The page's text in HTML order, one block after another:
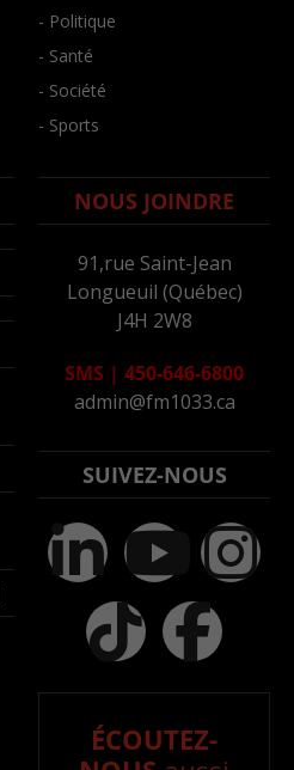
- Politique
- Santé
- Société
- Sports
NOUS JOINDRE
91,rue Saint-Jean
Longueuil (Québec)
J4H 2W8
SMS | 450-646-6800
admin@fm1033.ca
SUIVEZ-NOUS
ÉCOUTEZ-